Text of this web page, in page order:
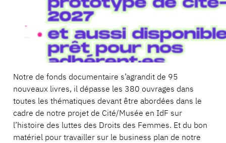
Notre de fonds documentaire s’agrandit de 95
nouveaux livres, il dépasse les 380 ouvrages dans
toutes les thématiques devant être abordées dans le
cadre de notre projet de Cité/Musée en IdF sur
l’histoire des luttes des Droits des Femmes. Et du bon
matériel pour travailler sur le business plan de notre